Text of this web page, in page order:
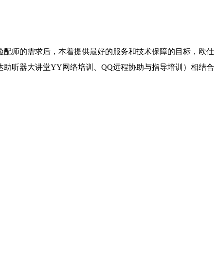
师的需求后，本着提供最好的服务和技术保障的目标，欧仕
听器大讲堂YY网络培训、QQ远程协助与指导培训）相结合